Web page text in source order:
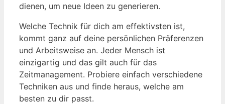
dienen, um⁢ neue Ideen zu generieren.
Welche Technik für dich am effektivsten ist,
kommt ganz auf⁤ deine persönlichen Präferenzen
und Arbeitsweise​ an. Jeder Mensch ist
⁣einzigartig und das gilt auch für das
Zeitmanagement.​ Probiere einfach verschiedene
Techniken aus und finde heraus, welche am
besten‌ zu dir passt.